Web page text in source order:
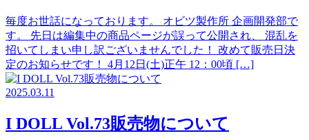
毎度お世話になっております。 オビツ製作所 企画開発部で
す。 先日は編集中の商品ページが誤って公開され、 混乱を
招いてしまい申し訳ございませんでした！ 改めて販売日決
定のお知らせです！ 4月12日(土)正午 12：00頃 […]
2025.03.11
I DOLL Vol.73販売物について